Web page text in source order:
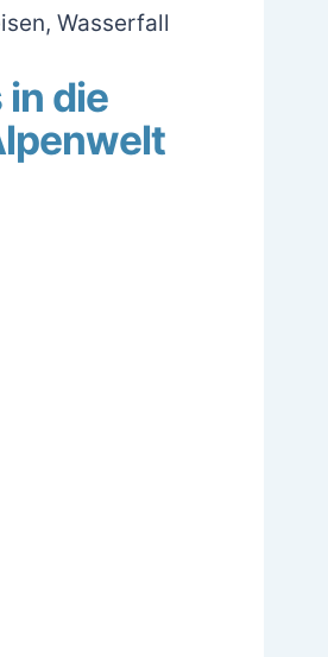
, Wasserfall
die